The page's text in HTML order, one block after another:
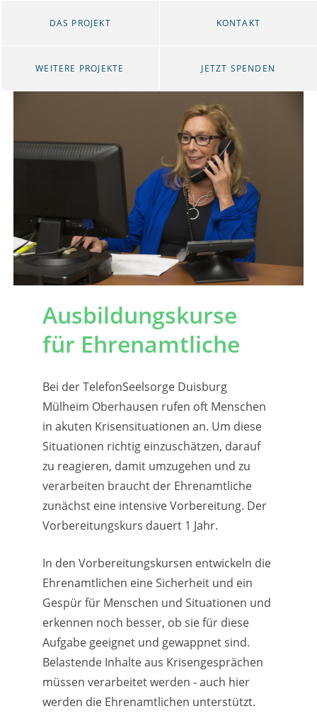
DAS PROJEKT KONTAKT
WEITERE PROJEKTE JETZT SPENDEN
Ausbildungskurse
für Ehrenamtliche
Bei der TelefonSeelsorge Duisburg
Mülheim Oberhausen rufen oft Menschen
in akuten Krisensituationen an. Um diese
Situationen richtig einzuschätzen, darauf
zu reagieren, damit umzugehen und zu
verarbeiten braucht der Ehrenamtliche
zunächst eine intensive Vorbereitung. Der
Vorbereitungskurs dauert 1 Jahr.
In den Vorbereitungskursen entwickeln die
Ehrenamtlichen eine Sicherheit und ein
Gespür für Menschen und Situationen und
erkennen noch besser, ob sie für diese
Aufgabe geeignet und gewappnet sind.
Belastende Inhalte aus Krisengesprächen
müssen verarbeitet werden - auch hier
werden die Ehrenamtlichen unterstützt.